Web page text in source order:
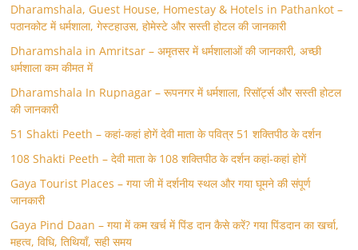
Dharamshala, Guest House, Homestay & Hotels in Pathankot –
पठानकोट में धर्मशाला, गेस्टहाउस, होमेस्टे और सस्ती होटल की जानकारी
Dharamshala in Amritsar – अमृतसर में धर्मशालाओं की जानकारी, अच्छी
धर्मशाला कम कीमत में
Dharamshala In Rupnagar – रूपनगर में धर्मशाला, रिसॉर्ट्स और सस्ती होटल
की जानकारी
51 Shakti Peeth – कहां-कहां होगें देवी माता के पवित्र 51 शक्तिपीठ के दर्शन
108 Shakti Peeth – देवी माता के 108 शक्तिपीठ के दर्शन कहां-कहां होगें
Gaya Tourist Places – गया जी में दर्शनीय स्थल और गया घूमने की संपूर्ण
जानकारी
Gaya Pind Daan – गया में कम खर्च में पिंड दान कैसे करें? गया पिंडदान का खर्चा,
महत्व, विधि, तिथियाँ, सही समय